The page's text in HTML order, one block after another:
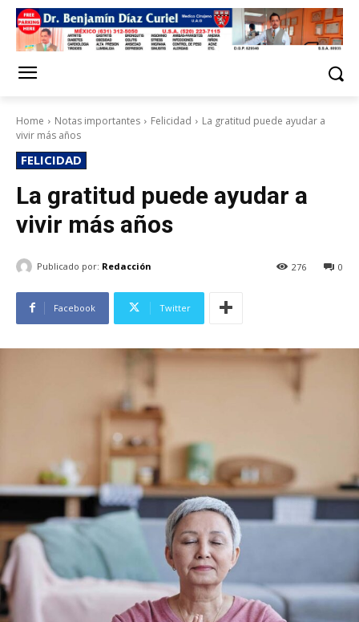
Home Notas importantes Felicidad
La gratitud puede ayudar a
vivir más años
FELICIDAD
La gratitud puede ayudar a
vivir más años
Publicado por: Redacción 0
276
Facebook Twitter